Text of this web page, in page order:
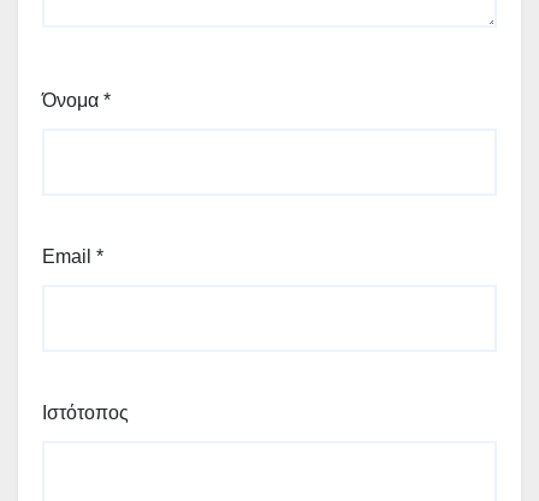
Όνομα *
Email *
Ιστότοπος